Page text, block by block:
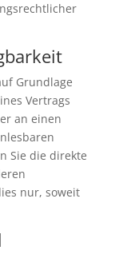
Grundlage
Vertrags
an einen
Sie die direkte
nur, soweit